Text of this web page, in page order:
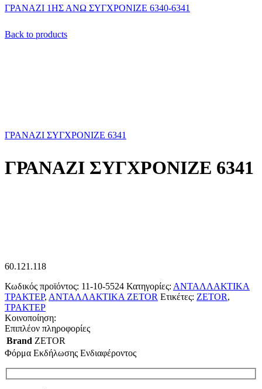
ΓΡΑΝΑΖΙ 1ΗΣ ΑΝΩ ΣΥΓΧΡΟΝΙΖΕ 6340-6341
Back to products
ΓΡΑΝΑΖΙ ΣΥΓΧΡΟΝΙΖΕ 6341
ΓΡΑΝΑΖΙ ΣΥΓΧΡΟΝΙΖΕ 6341
60.121.118
Κωδικός προϊόντος: 11-10-5524 Κατηγορίες: ΑΝΤΑΛΛΑΚΤΙΚΑ
ΤΡΑΚΤΕΡ, ΑΝΤΑΛΛΑΚΤΙΚΑ ZETOR Ετικέτες: ZETOR,
ΤΡΑΚΤΕΡ
Κοινοποίηση:
Επιπλέον πληροφορίες
Brand ZETOR
Φόρμα Εκδήλωσης Ενδιαφέροντος